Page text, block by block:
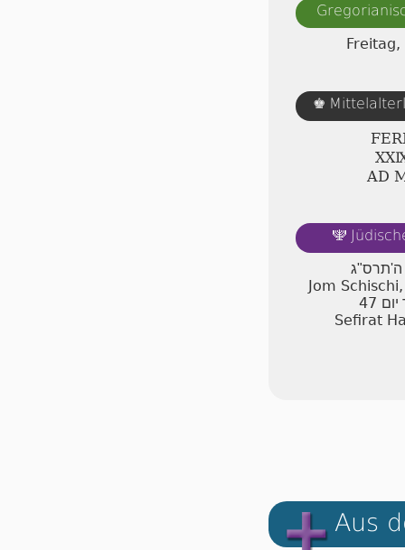
♚
AD
🕎
ה'תרס"ג
Jom
47
Sefirat
Aus